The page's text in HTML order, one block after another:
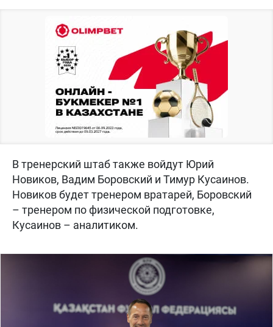
В тренерский штаб также войдут Юрий
Новиков, Вадим Боровский и Тимур Кусаинов.
Новиков будет тренером вратарей, Боровский
– тренером по физической подготовке,
Кусаинов – аналитиком.